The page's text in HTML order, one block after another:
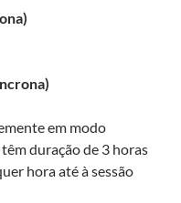
em modo
duração de 3 horas
hora até à sessão